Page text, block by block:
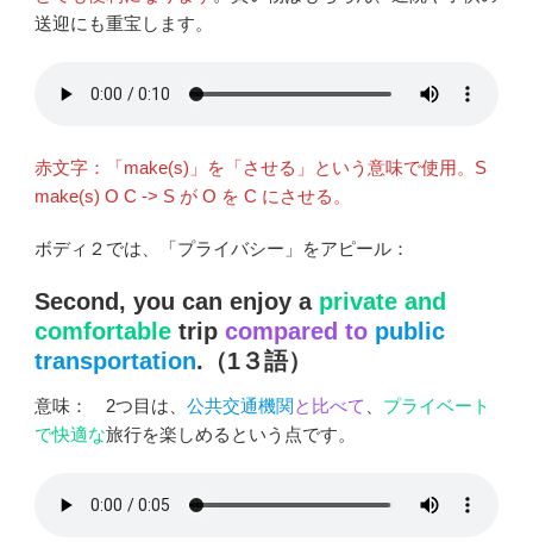
送迎にも重宝します。
赤文字：「make(s)」を「させる」という意味で使用。S
make(s) O C -> S が O を C にさせる。
ボディ２では、「プライバシー」をアピール：
Second, you can enjoy a private and
comfortable trip compared to public
transportation.（1３語）
意味： 2つ目は、 公共交通機関と比べて
プライベート
で快適な旅行を楽しめるという点です。